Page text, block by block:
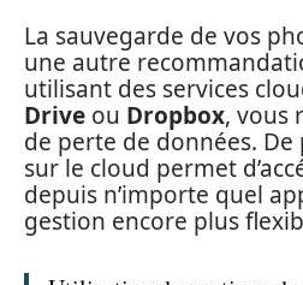
La sauvegarde de vos
une autre
utilisant des services
Drive ou Dropbox, vous
de perte de données. De
sur le cloud permet
depuis n’importe quel
gestion encore plus